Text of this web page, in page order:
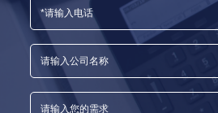
刚刚 台州**田喷洗机
1分钟前 大连**工艺礼品 130****5287
2分钟前 上海**进出口
2分钟前 浙江**实业